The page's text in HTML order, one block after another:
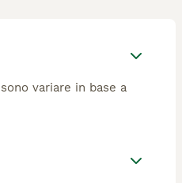
variare in base a